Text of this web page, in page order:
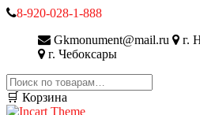
8-920-028-1-888
Gkmonument@mail.ru
г.
г. Чебоксары
Искать:
🛒 Корзина